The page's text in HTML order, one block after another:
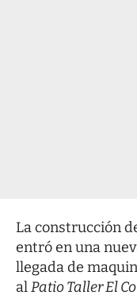
La construcción
entró en una
llegada de
alPatio Taller El